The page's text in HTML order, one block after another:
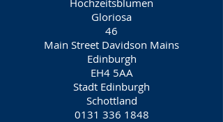
Hochzeitsblumen
Gloriosa
46
Main Street Davidson Mains
Edinburgh
EH4 5AA
Stadt Edinburgh
Schottland
0131 336 1848